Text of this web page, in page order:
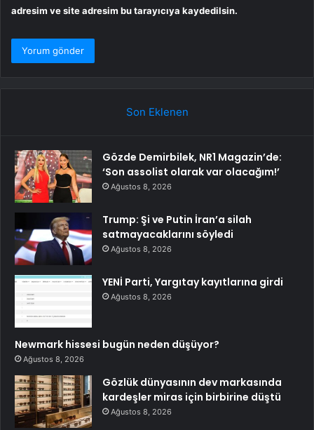
adresim ve site adresim bu tarayıcıya kaydedilsin.
Son Eklenen
Gözde Demirbilek, NR1 Magazin’de:
‘Son assolist olarak var olacağım!’
Ağustos 8, 2026
Trump: Şi ve Putin İran’a silah
satmayacaklarını söyledi
Ağustos 8, 2026
YENİ Parti, Yargıtay kayıtlarına girdi
Ağustos 8, 2026
Newmark hissesi bugün neden düşüyor?
Ağustos 8, 2026
Gözlük dünyasının dev markasında
kardeşler miras için birbirine düştü
Ağustos 8, 2026